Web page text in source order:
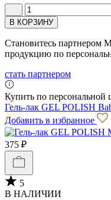
В КОРЗИНУ
Становитесь партнером
продукцию по
стать партнером
Купить по персональной
Гель-лак GEL POLISH
Добавить в избранное
375 ₽
5
В НАЛИЧИИ